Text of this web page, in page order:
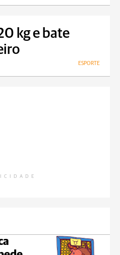
kg e bate
ESPORTE